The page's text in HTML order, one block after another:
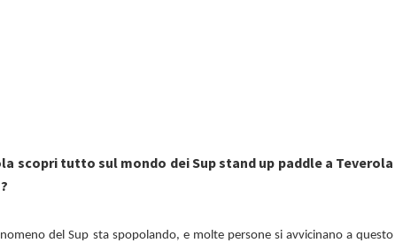
scopri tutto sul mondo dei Sup stand up paddle a Teverola
del Sup sta spopolando, e molte persone si avvicinano a questo